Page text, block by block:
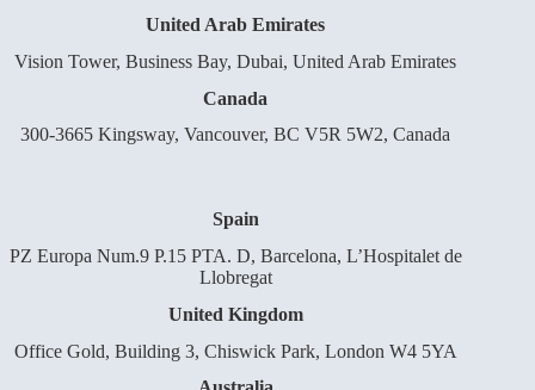
United Arab Emirates
Vision Tower, Business Bay, Dubai, United Arab Emirates
Canada
300-3665 Kingsway, Vancouver, BC V5R 5W2, Canada
Spain
PZ Europa Num.9 P.15 PTA. D, Barcelona, L’Hospitalet de
Llobregat
United Kingdom
Office Gold, Building 3, Chiswick Park, London W4 5YA